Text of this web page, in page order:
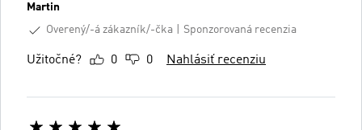
Martin
Overený/-á zákazník/-čka
Sponzorovaná recenzia
Užitočné? 0 0 Nahlásiť recenziu